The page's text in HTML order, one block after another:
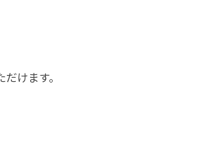
けます。